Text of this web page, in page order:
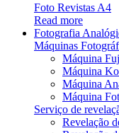
Foto Revistas A4
Read more
Fotografia
Máquinas
Máquina
Máquina
Máquina
Máquina
Serviço de
Revelação